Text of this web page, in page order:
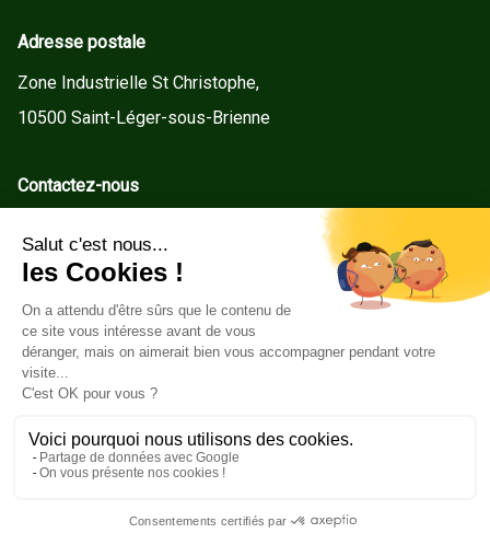
Adresse postale
Zone Industrielle St Christophe,
10500 Saint-Léger-sous-Brienne
Contactez-nous
Tel : +33(0)3 25 92 78 60
Service client
Conditions Générales de Vente
Mentions légales
Politique de cookies